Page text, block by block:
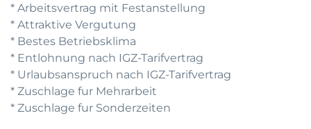
* Arbeitsvertrag mit Festanstellung
* Attraktive Vergutung
* Bestes Betriebsklima
* Entlohnung nach IGZ-Tarifvertrag
* Urlaubsanspruch nach IGZ-Tarifvertrag
* Zuschlage fur Mehrarbeit
* Zuschlage fur Sonderzeiten